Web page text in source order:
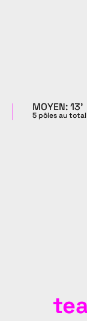
MOYEN: 13'
5 pôles au total